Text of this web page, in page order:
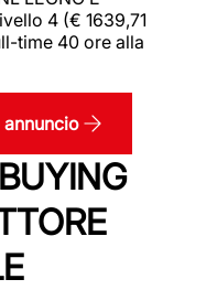
4 (€ 1639,71
time 40 ore alla